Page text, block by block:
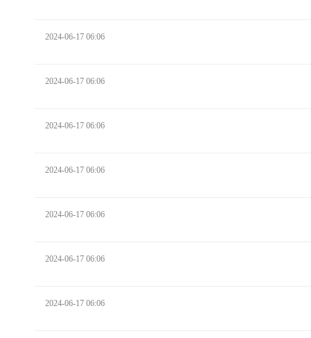
2024-06-17 06:06
2024-06-17 06:06
2024-06-17 06:06
2024-06-17 06:06
2024-06-17 06:06
2024-06-17 06:06
2024-06-17 06:06